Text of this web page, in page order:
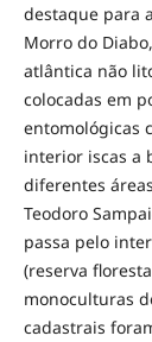
destaque para
Morro do
atlântica não
colocadas em
entomológicas
interior iscas a
diferentes
Teodoro
passa pelo
(reserva
monoculturas
cadastrais